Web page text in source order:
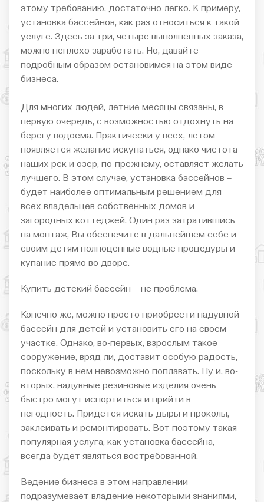
этому требованию, достаточно легко. К примеру,
установка бассейнов, как раз относиться к такой
услуге. Здесь за три, четыре выполненных заказа,
можно неплохо заработать. Но, давайте
подробным образом остановимся на этом виде
бизнеса.
Для многих людей, летние месяцы связаны, в
первую очередь, с возможностью отдохнуть на
берегу водоема. Практически у всех, летом
появляется желание искупаться, однако чистота
наших рек и озер, по-прежнему, оставляет желать
лучшего. В этом случае, установка бассейнов –
будет наиболее оптимальным решением для
всех владельцев собственных домов и
загородных коттеджей. Один раз затратившись
на монтаж, Вы обеспечите в дальнейшем себе и
своим детям полноценные водные процедуры и
купание прямо во дворе.
Купить детский бассейн – не проблема.
Конечно же, можно просто приобрести надувной
бассейн для детей и установить его на своем
участке. Однако, во-первых, взрослым такое
сооружение, вряд ли, доставит особую радость,
поскольку в нем невозможно поплавать. Ну и, во-
вторых, надувные резиновые изделия очень
быстро могут испортиться и прийти в
негодность. Придется искать дыры и проколы,
заклеивать и ремонтировать. Вот поэтому такая
популярная услуга, как установка бассейна,
всегда будет являться востребованной.
Ведение бизнеса в этом направлении
подразумевает владение некоторыми знаниями,